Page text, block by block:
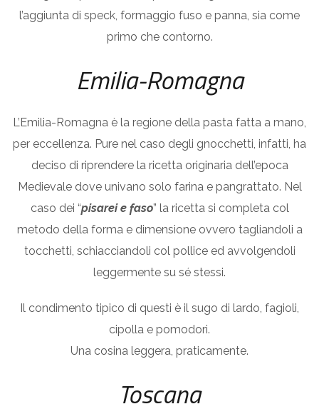
l’aggiunta di speck, formaggio fuso e panna, sia come
primo che contorno.
Emilia-Romagna
L’Emilia-Romagna è la regione della pasta fatta a mano,
per eccellenza. Pure nel caso degli gnocchetti, infatti, ha
deciso di riprendere la ricetta originaria dell’epoca
Medievale dove univano solo farina e pangrattato. Nel
caso dei “pisarei e faso” la ricetta si completa col
metodo della forma e dimensione ovvero tagliandoli a
tocchetti, schiacciandoli col pollice ed avvolgendoli
leggermente su sé stessi.
Il condimento tipico di questi è il sugo di lardo, fagioli,
cipolla e pomodori.
Una cosina leggera, praticamente.
Toscana